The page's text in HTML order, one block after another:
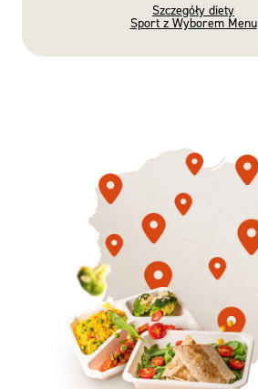
Szczegóły diety
Sport z Wyborem Menu